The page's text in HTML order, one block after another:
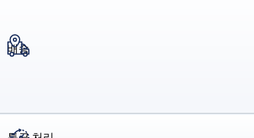
배송